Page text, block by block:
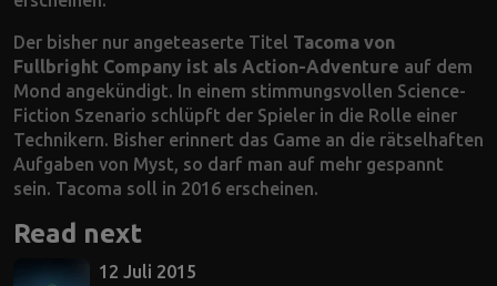
Der bisher nur angeteaserte Titel Tacoma von
Fullbright Company ist als Action-Adventure auf dem
Mond angekündigt. In einem stimmungsvollen Science-
Fiction Szenario schlüpft der Spieler in die Rolle einer
Technikern. Bisher erinnert das Game an die rätselhaften
Aufgaben von Myst, so darf man auf mehr gespannt
sein. Tacoma soll in 2016 erscheinen.
Read next
12 Juli 2015